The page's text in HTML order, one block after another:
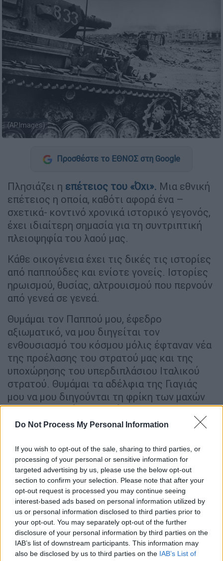
Do Not Process My Personal Information
If you wish to opt-out of the sale, sharing to third parties, or
processing of your personal or sensitive information for
targeted advertising by us, please use the below opt-out
section to confirm your selection. Please note that after your
opt-out request is processed you may continue seeing
interest-based ads based on personal information utilized by
us or personal information disclosed to third parties prior to
your opt-out. You may separately opt-out of the further
disclosure of your personal information by third parties on the
IAB’s list of downstream participants. This information may
also be disclosed by us to third parties on the IAB’s List of
(APImages)
Προσθέστε το ΕΘΝΟΣ στη Google
Πλησιάζει η επέτειος του «Όχι». Μια εθνική
επέτειος η οποία, καθότι αφορά ένα –
σχετικά- κοντινό χρονικά ιστορικό γεγονός,
έχει ιδιαίτερη σημασία για τη συντριπτική
πλειοψηφία του λαού μας.
Κάθε οικογένεια έχει τις δικές τις ιστορίες
από παππούδες και ενίοτε γονείς. Ιστορίες
ηρωισμού, θυσίας, αλτρουισμού που περνούν
από γενεά σε γενεά.
Θυμάμαι τον Παππού μου, έφεδρο
αξιωματικό, να μου διηγείται τον
ενθουσιασμό του κόσμου μόλις έφταναν νέα
της προέλασης του στρατού μας και της
υποχώρησης του υπερδιπλάσιου Ιταλικού
στρατού. Θυμάμαι τα αδέλφια της Γιαγιάς
μου να μου διηγούνται τη φρίκη των μαχών
και τηνντροπή της παράδοσης στους
Γερμανούς, τον Απρίλιο του ’41.
Ηγενναία απόφαση της αντίστασης μέχρι
τέλους,ανεξαρτήτως της πολλαπλής ισχύος
των δυνάμεων του Άξονα, αποτελεί πράξη
που πιστεύω, μας δίνει δύναμη να μην
υποχωρούμε όταν έχουμε δίκιο, να μην
εγκαταλείπουμε ποτέ. Να παραμένουμε
αξιοπρεπείς, με υψηλή αυτοεκτίμηση, στην
καθημερινότητά μας.
Στους κύκλους των Ιστορικών τουΒ’